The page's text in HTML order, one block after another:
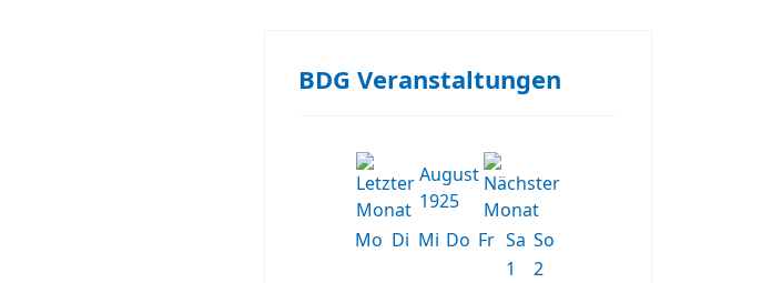
BDG Veranstaltungen
August
1925
Mo Di Mi Do Fr Sa So
1
2